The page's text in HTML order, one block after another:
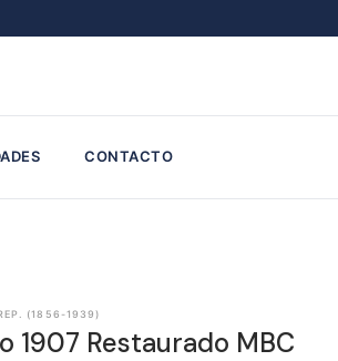
CONTACTO
(1856-1939)
1907 Restaurado MBC